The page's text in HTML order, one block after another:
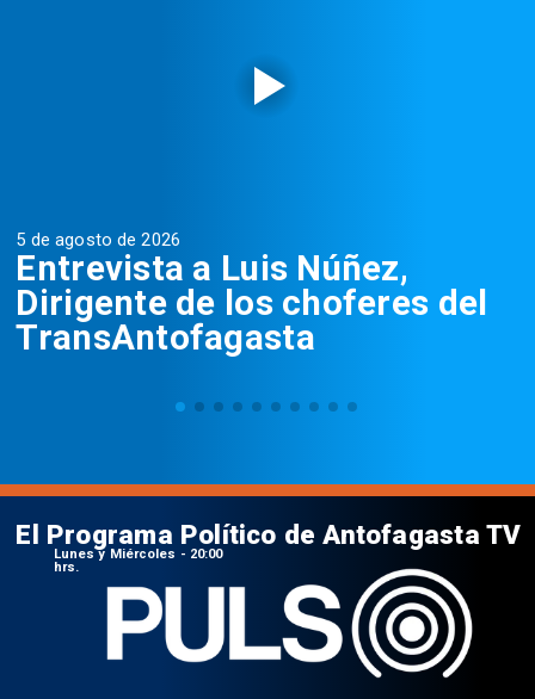
5 de agosto de 2026
Entrevista a Luis Núñez,
Dirigente de los choferes del
TransAntofagasta
El Programa Político de Antofagasta TV
Lunes y Miércoles - 20:00
hrs.